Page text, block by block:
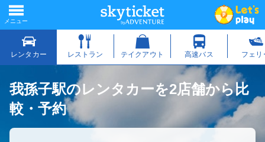
我孫子駅のレンタカーを2店舗から比
較・予約